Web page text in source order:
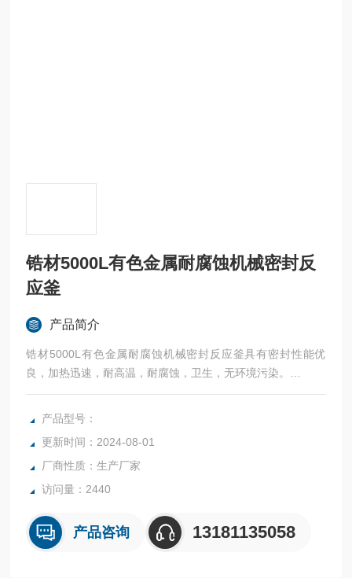
锆材5000L有色金属耐腐蚀机械密封反
应釜
产品简介
锆材5000L有色金属耐腐蚀机械密封反应釜具有密封性能优
良，加热迅速，耐高温，耐腐蚀，卫生，无环境污染。
广泛应用于科研，实验室试验，化工，食品，涂料，热熔胶，
硅胶，油漆，医药，石油化工生产中的反应，蒸发，合成，聚
内表面采用镜面抛光，确保卫生洁净*。
所有反应釜均可接受客户的个性化定制。
产品型号：
更新时间：2024-08-01
厂商性质：生产厂家
访问量：2440
产品咨询 13181135058